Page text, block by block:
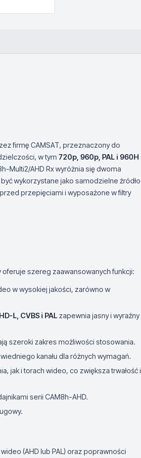
firmę CAMSAT, przeznaczony do
w tym 720p, 960p, PAL i 960H
Multi2/AHD Rx wyróżnia się dwoma
wykorzystane jako samodzielne źródło
przepięciami i wyposażone w filtry
szereg zaawansowanych funkcji:
w wysokiej jakości, zarówno w
L, CVBS i PAL zapewnia jasny i wyraźny
szeroki zakres możliwości stosowania.
kanału dla różnych wymagań.
jak i torach wideo, co zwiększa trwałość i
serii CAM8h-AHD.
(AHD lub PAL) oraz poprawności